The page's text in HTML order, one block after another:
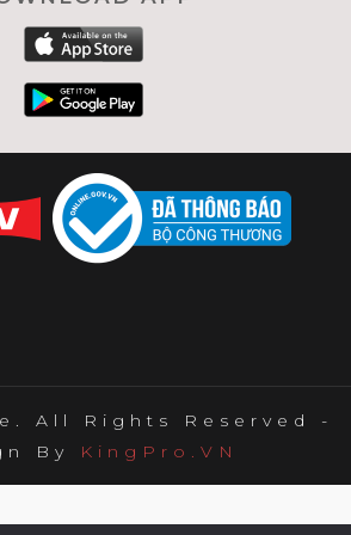
All Rights Reserved -
By
KingPro.VN